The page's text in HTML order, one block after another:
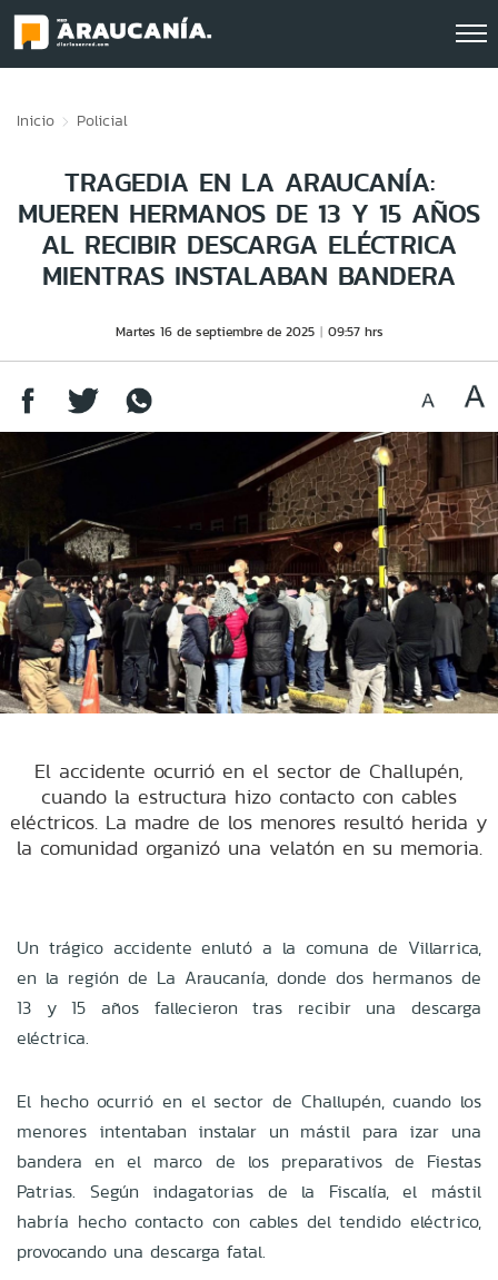
Inicio Policial
TRAGEDIA EN LA ARAUCANÍA:
MUEREN HERMANOS DE 13 Y 15 AÑOS
AL RECIBIR DESCARGA ELÉCTRICA
MIENTRAS INSTALABAN BANDERA
Martes 16 de septiembre de 2025 09:57 hrs
El accidente ocurrió en el sector de Challupén,
cuando la estructura hizo contacto con cables
eléctricos. La madre de los menores resultó herida y
la comunidad organizó una velatón en su memoria.
Un trágico accidente enlutó a la comuna de Villarrica,
en la región de La Araucanía, donde dos hermanos de
13 y 15 años fallecieron tras recibir una descarga
eléctrica.
El hecho ocurrió en el sector de Challupén, cuando los
menores intentaban instalar un mástil para izar una
bandera en el marco de los preparativos de Fiestas
Patrias. Según indagatorias de la Fiscalía, el mástil
habría hecho contacto con cables del tendido eléctrico,
provocando una descarga fatal.